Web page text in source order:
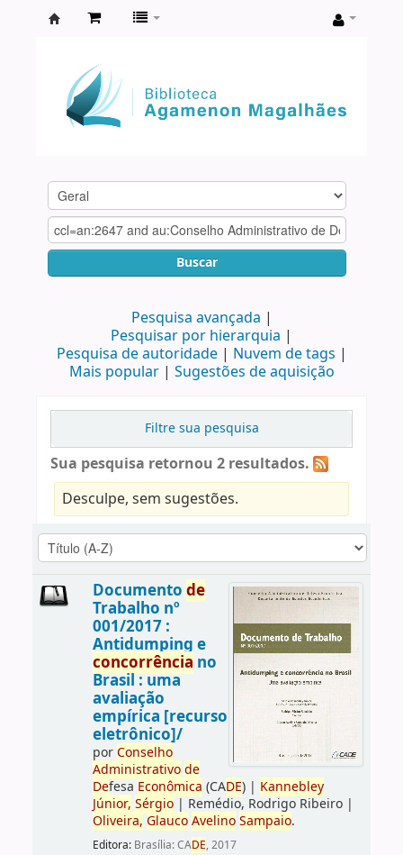
Agamenon
Magalhães
Buscar
Pesquisa avançada
Pesquisar por hierarquia
Pesquisa de autoridade
Nuvem de tags
Mais popular
Sugestões de aquisição
Filtre sua pesquisa
Sua pesquisa retornou 2 resultados.
Desculpe, sem sugestões.
Documento de
Trabalho nº
001/2017 :
Antidumping e
concorrência no
Brasil : uma
avaliação
empírica [recurso
eletrônico]/
porConselho
Administrativo de
Defesa Econômica (CADE)| Kannebley
Júnior, Sérgio| Remédio, Rodrigo Ribeiro|
Oliveira, Glauco Avelino Sampaio.
Editora: Brasília: CADE, 2017